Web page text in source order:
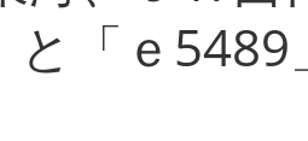
と「ｅ